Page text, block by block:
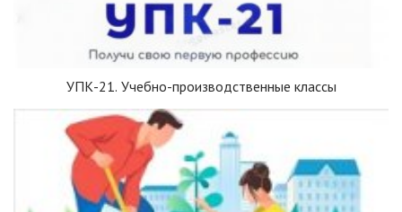
УПК-21. Учебно-производственные классы